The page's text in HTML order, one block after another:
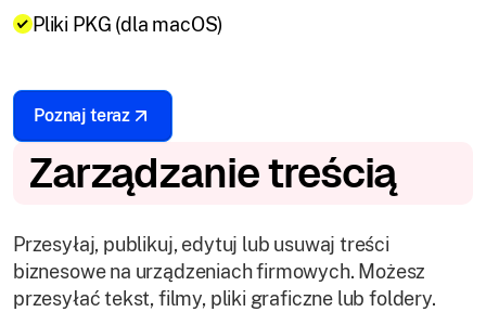
Pliki PKG (dla macOS)
Poznaj teraz
Zarządzanie treścią
Przesyłaj, publikuj, edytuj lub usuwaj treści
biznesowe na urządzeniach firmowych. Możesz
przesyłać tekst, filmy, pliki graficzne lub foldery.